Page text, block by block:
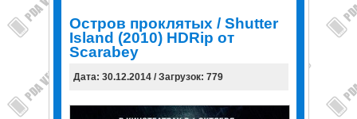
Остров проклятых / Shutter
Island (2010) HDRip от
Scarabey
Дата: 30.12.2014 / Загрузок: 779